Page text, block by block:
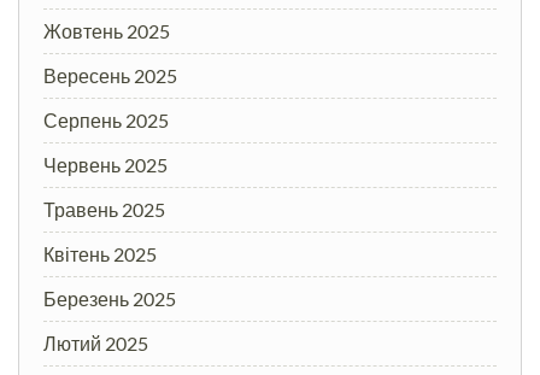
Жовтень 2025
Вересень 2025
Серпень 2025
Червень 2025
Травень 2025
Квітень 2025
Березень 2025
Лютий 2025